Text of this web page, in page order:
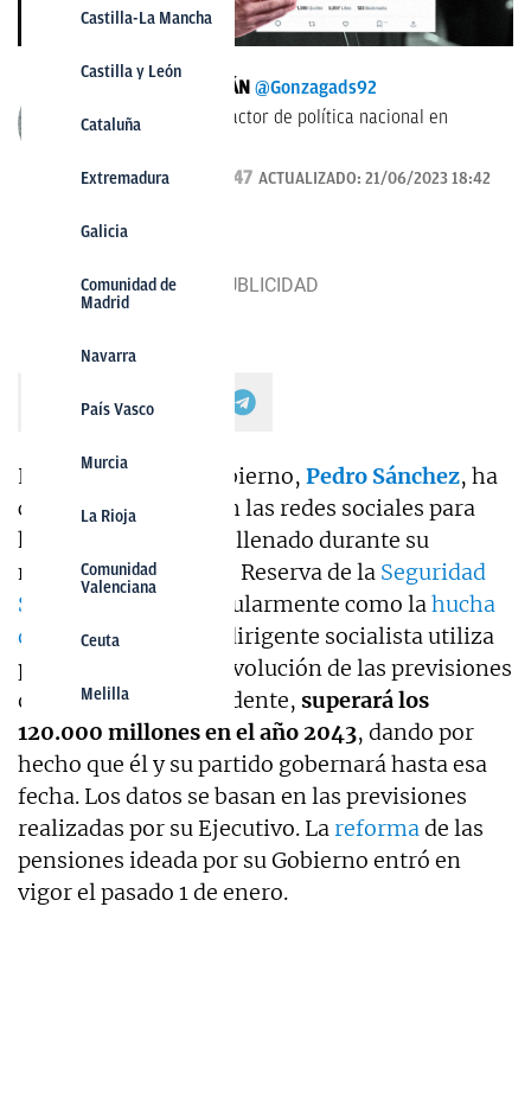
Castilla-La Mancha
Castilla y León
Cataluña
Extremadura
Galicia
Comunidad de
Madrid
Navarra
País Vasco
Murcia
La Rioja
Comunidad
Valenciana
Ceuta
Melilla
GONZAGA DURÁN @Gonzagads92
Periodista. Redactor de política nacional en
21/06/2023 17:47 ACTUALIZADO: 21/06/2023 18:42
El presidente del Gobierno, Pedro Sánchez, ha
colgado un gráfico en las redes sociales para
hacer creer que él ha llenado durante su
mandato el Fondo de Reserva de la Seguridad
Social
, conocido popularmente como lahucha
de las pensiones
. El dirigente socialista utiliza
para tal ficción una evolución de las previsiones
que, asegura el presidente, superará los
120.000 millones en el año 2043, dando por
hecho que él y su partido gobernará hasta esa
fecha. Los datos se basan en las previsiones
realizadas por su Ejecutivo. Lareformade las
pensiones ideada por su Gobierno entró en
vigor el pasado 1 de enero.